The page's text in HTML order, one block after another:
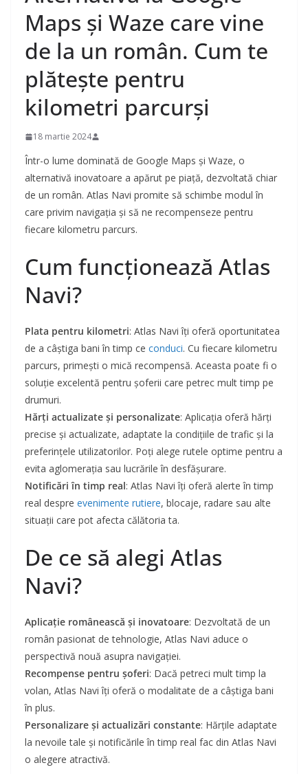
Maps și Waze care vine
de la un român. Cum te
plătește pentru
kilometri parcurși
18 martie 2024
Într-o lume dominată de Google Maps și Waze, o
alternativă inovatoare a apărut pe piață, dezvoltată chiar
de un român. Atlas Navi promite să schimbe modul în
care privim navigația și să ne recompenseze pentru
fiecare kilometru parcurs.
Cum funcționează Atlas
Navi?
Plata pentru kilometri: Atlas Navi îți oferă oportunitatea
de a câștiga bani în timp ce conduci. Cu fiecare kilometru
parcurs, primești o mică recompensă. Aceasta poate fi o
soluție excelentă pentru șoferii care petrec mult timp pe
drumuri.
Hărți actualizate și personalizate: Aplicația oferă hărți
precise și actualizate, adaptate la condițiile de trafic și la
preferințele utilizatorilor. Poți alege rutele optime pentru a
evita aglomerația sau lucrările în desfășurare.
Notificări în timp real: Atlas Navi îți oferă alerte în timp
real despre evenimente rutiere, blocaje, radare sau alte
situații care pot afecta călătoria ta.
De ce să alegi Atlas
Navi?
Aplicație românească și inovatoare: Dezvoltată de un
român pasionat de tehnologie, Atlas Navi aduce o
perspectivă nouă asupra navigației.
Recompense pentru șoferi: Dacă petreci mult timp la
volan, Atlas Navi îți oferă o modalitate de a câștiga bani
în plus.
Personalizare și actualizări constante: Hărțile adaptate
la nevoile tale și notificările în timp real fac din Atlas Navi
o alegere atractivă.